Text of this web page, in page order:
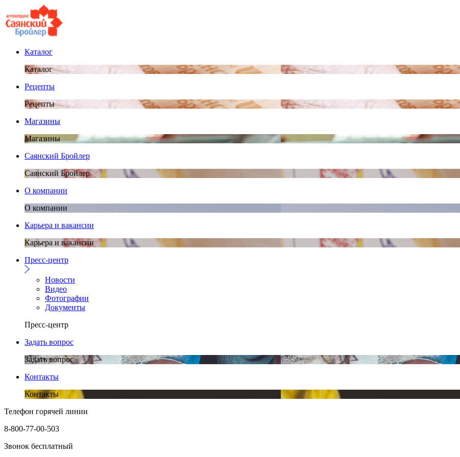
Каталог
Каталог
Рецепты
Рецепты
Магазины
Магазины
Саянский Бройлер
Саянский Бройлер
О компании
О компании
Карьера и вакансии
Карьера и вакансии
Пресс-центр
Новости
Видео
Фотографии
Документы
Пресс-центр
Задать вопрос
Задать вопрос
Контакты
Контакты
Телефон горячей линии
8-800-77-00-503
Звонок бесплатный